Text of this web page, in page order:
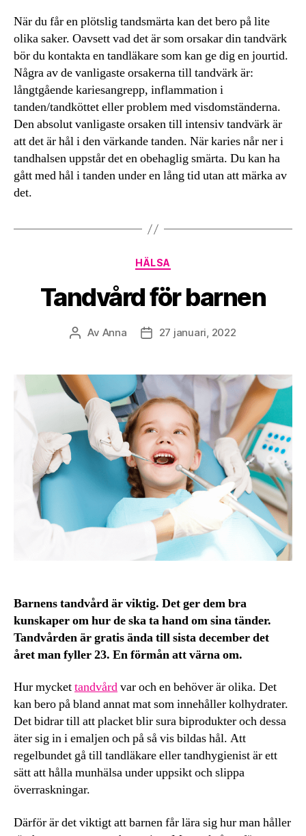
När du får en plötslig tandsmärta kan det bero på lite
olika saker. Oavsett vad det är som orsakar din tandvärk
bör du kontakta en tandläkare som kan ge dig en jourtid.
Några av de vanligaste orsakerna till tandvärk är:
långtgående kariesangrepp, inflammation i
tanden/tandköttet eller problem med visdomständerna.
Den absolut vanligaste orsaken till intensiv tandvärk är
att det är hål i den värkande tanden. När karies når ner i
tandhalsen uppstår det en obehaglig smärta. Du kan ha
gått med hål i tanden under en lång tid utan att märka av
det.
Kategorier
HÄLSA
Tandvård för barnen
Inläggsförfattare
Av Anna Inläggsdatum
27 januari, 2022
Barnens tandvård är viktig. Det ger dem bra
kunskaper om hur de ska ta hand om sina tänder.
Tandvården är gratis ända till sista december det
året man fyller 23. En förmån att värna om.
Hur myckettandvårdvar och en behöver är olika. Det
kan bero på bland annat mat som innehåller kolhydrater.
Det bidrar till att placket blir sura biprodukter och dessa
äter sig in i emaljen och på så vis bildas hål. Att
regelbundet gå till tandläkare eller tandhygienist är ett
sätt att hålla munhälsa under uppsikt och slippa
överraskningar.
Därför är det viktigt att barnen får lära sig hur man håller